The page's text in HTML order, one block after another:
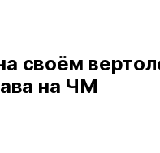
своём
на ЧМ